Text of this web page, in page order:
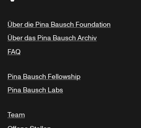
Über die Pina Bausch Foundation
Über das Pina Bausch Archiv
FAQ
Pina Bausch Fellowship
Pina Bausch Labs
Team